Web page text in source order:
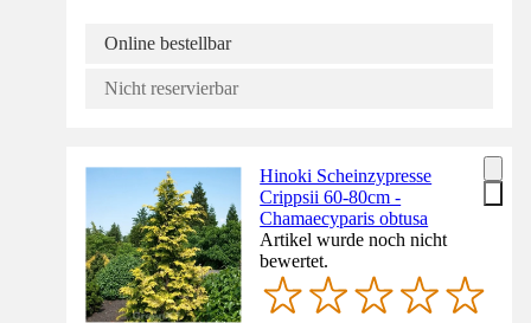
Online bestellbar
Nicht reservierbar
Hinoki Scheinzypresse
Crippsii 60-80cm -
Chamaecyparis obtusa
Artikel wurde noch nicht
bewertet.